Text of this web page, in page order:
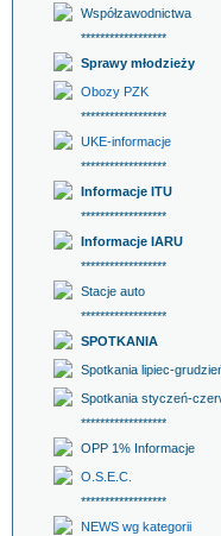
Współzawodnictwa
******************
Sprawy młodzieży
Obozy PZK
******************
UKE-informacje
******************
Informacje ITU
******************
Informacje IARU
******************
Stacje auto
******************
SPOTKANIA
Spotkania lipiec-
Spotkania styczeń-
******************
OPP 1% Informacje
O.S.E.C.
******************
NEWS wg kategorii